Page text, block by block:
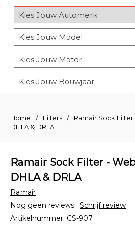
Home Filters
Ramair Sock
DHLA & DRLA
Ramair Sock Filter -
DHLA & DRLA
Ramair
Nog geen reviews
Schrijf review
Artikelnummer: CS-907